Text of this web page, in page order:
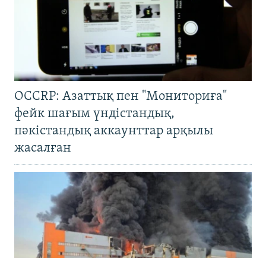
OCCRP: Азаттық пен "Мониториға"
фейк шағым үндістандық,
пәкістандық аккаунттар арқылы
жасалған